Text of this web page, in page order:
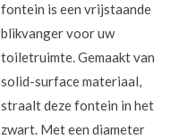
fontein is een vrijstaande
blikvanger voor uw
toiletruimte. Gemaakt van
solid-surface materiaal,
straalt deze fontein in het
zwart. Met een diameter